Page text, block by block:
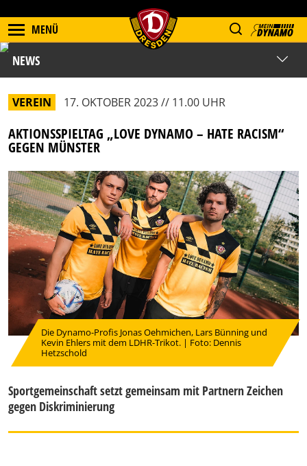
MENÜ
NEWS
VEREIN 17. OKTOBER 2023 // 11.00 UHR
AKTIONSSPIELTAG „LOVE DYNAMO – HATE RACISM“
GEGEN MÜNSTER
Die Dynamo-Profis Jonas Oehmichen, Lars Bünning und
Kevin Ehlers mit dem LDHR-Trikot. | Foto: Dennis
Hetzschold
Sportgemeinschaft setzt gemeinsam mit Partnern Zeichen
gegen Diskriminierung